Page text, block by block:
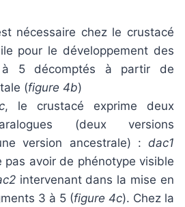
nécessaire chez le crustacé
pour le développement des
à 5 décomptés à partir de
(figure 4b)
, le crustacé exprime deux
(deux versions
version ancestrale) : dac1
pas avoir de phénotype visible
intervenant dans la mise en
3 à 5 (figure 4c). Chez la